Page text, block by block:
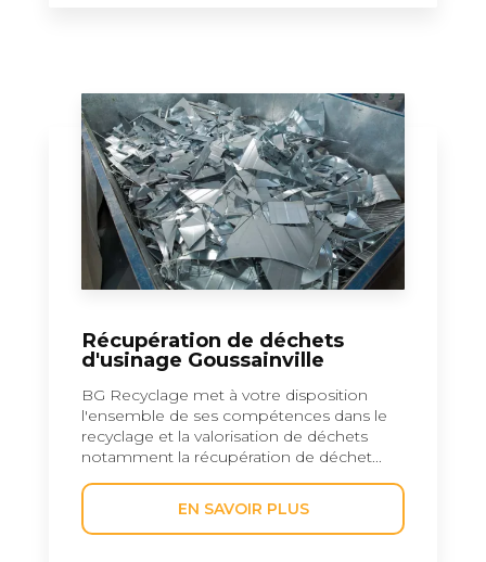
Récupération de déchets
d'usinage Goussainville
BG Recyclage met à votre disposition
l'ensemble de ses compétences dans le
recyclage et la valorisation de déchets
notamment la récupération de déchet...
EN SAVOIR PLUS